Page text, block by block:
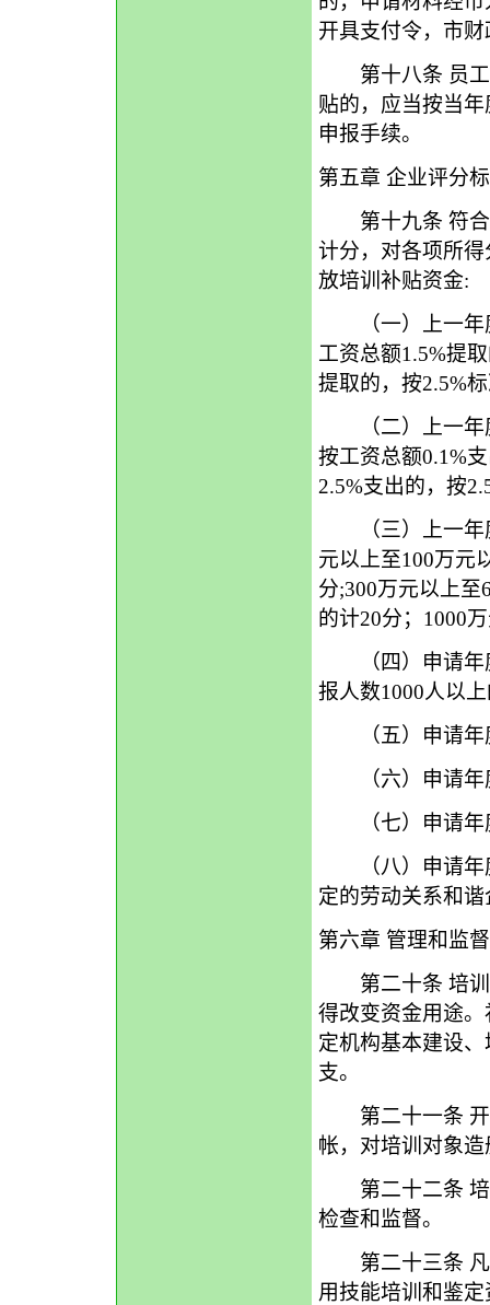
开具支付令，市
第十八条 员工
贴的，应当按当
申报手续。
第五章 企业评分
第十九条 符合
计分，对各项所
放培训补贴资金:
（一）上一年
工资总额1.5%提
提取的，按2.5%
（二）上一年
按工资总额0.1%
2.5%支出的，按
（三）上一年度
元以上至100万元
分;300万元以上至
的计20分；1000
（四）申请年度
报人数1000人以
（五）申请年
（六）申请年
（七）申请年
（八）申请年
定的劳动关系和
第六章 管理和监督
第二十条 培训
得改变资金用途
定机构基本建设
支。
第二十一条 开
帐，对培训对象
第二十二条 培
检查和监督。
第二十三条 凡
用技能培训和鉴